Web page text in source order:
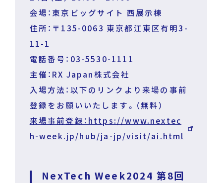
会場：東京ビッグサイト 西展示棟
住所：〒135-0063 東京都江東区有明3-
11-1
電話番号：03-5530-1111
主催：RX Japan株式会社
入場方法：以下のリンクより来場の事前
登録をお願いいたします。（無料）
来場事前登録：https://www.nextec
h-week.jp/hub/ja-jp/visit/ai.html
NexTech Week2024 第8回